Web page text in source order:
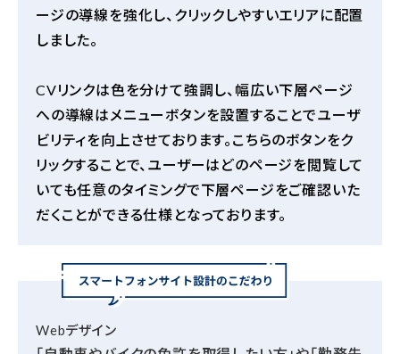
ージの導線を強化し、クリックしやすいエリアに配置
しました。
CVリンクは色を分けて強調し、幅広い下層ページ
への導線はメニューボタンを設置することでユーザ
ビリティを向上させております。こちらのボタンをク
リックすることで、ユーザーはどのページを閲覧して
いても任意のタイミングで下層ページをご確認いた
だくことができる仕様となっております。
Webデザイン